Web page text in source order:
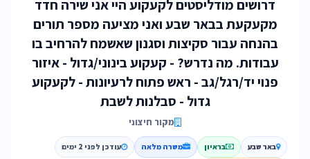
דרושים מודליסטים לקעקוע היי אני שירה חדד
מקעקעת בבאר שבע ואני מציעה מספר תורים
בהנחה עבור סקיצות וסגנון שאשמח להרחיב בו
עבודות. מה נדרש? - קעקוע בינוני/גדול - איזור
פנוי יד/רגל/גב - ראש פתוח לרעיונות - לקעקוע
גדול - סבלנות לשבת
מקור חיצוני
באר שבע בראיון משרה מלאה עודכן לפני 2 ימים